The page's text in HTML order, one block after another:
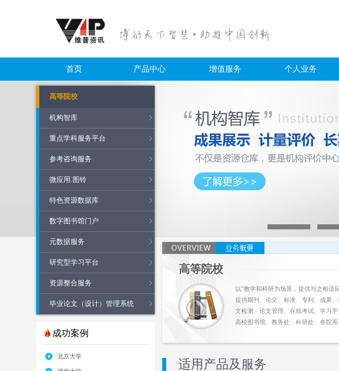
首页 产品中心
知识服务
重点学科服务平台
机构智库
中文期刊服务平台7
维普期刊资源整合服务平台
大学生版
研究生版
职称版
增值服务
特色资源数据库
科技成果转化平台
地方特色数据库 微应用.图铃
个人业务
高等院校
机构智库
重点学科服务平台
参考咨询服务
微应用.图铃
特色资源数据库
数字图书馆门户
元数据服务
研究型学习平台
资源整合服务
毕业论文（设计）管理系统
成功案例
北京大学
高等院校
以“教学和科研为场景，提供与之相
提供期刊、论文、标准、专利、成果
文检测、论文管理、在线考试、学习
高校图书馆、教务处、科研处、各院系
适用产品及服务